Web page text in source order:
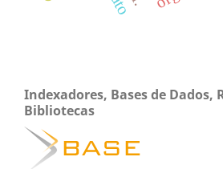
Indexadores, Bases de Dados,
Bibliotecas